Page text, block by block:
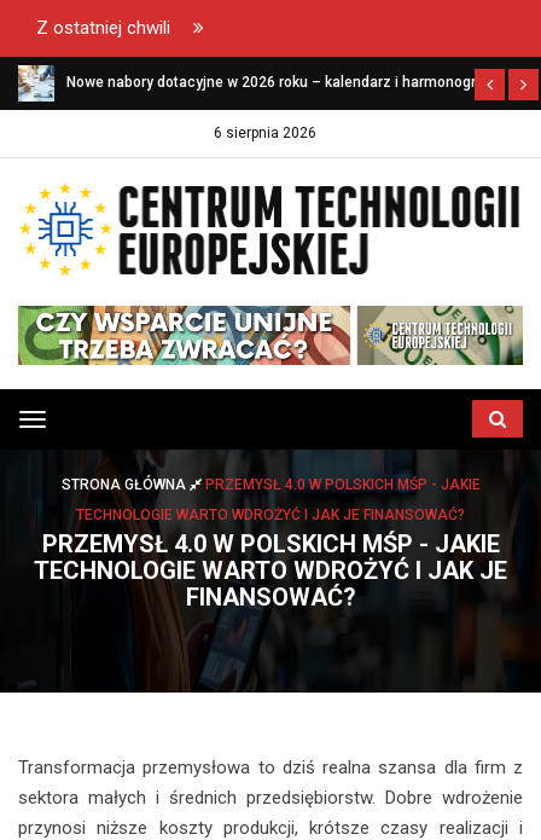
Z ostatniej chwili
Nowe nabory dotacyjne w 2026 roku – kalendarz i harmonogram
6 sierpnia 2026
Przełącz
STRONA GŁÓWNA
PRZEMYSŁ 4.0 W POLSKICH MŚP - JAKIE
TECHNOLOGIE WARTO WDROŻYĆ I JAK JE FINANSOWAĆ?
PRZEMYSŁ 4.0 W POLSKICH MŚP - JAKIE
TECHNOLOGIE WARTO WDROŻYĆ I JAK JE
FINANSOWAĆ?
Transformacja przemysłowa to dziś realna szansa dla firm z
sektora małych i średnich przedsiębiorstw. Dobre wdrożenie
przynosi niższe koszty produkcji, krótsze czasy realizacji i